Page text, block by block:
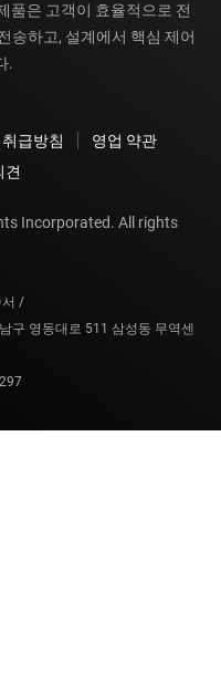
품은 고객이 효율적으로 전
송하고, 설계에서 핵심 제어
.
급방침
영업 약관
견
Incorporated. All rights
서 /
구 영동대로 511 삼성동 무역센